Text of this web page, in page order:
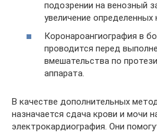
подозрении на венозный
увеличение определенных
Коронароангиография в
проводится перед
вмешательства по
аппарата.
В качестве дополнительных
назначается сдача крови и мочи
электрокардиография. Они